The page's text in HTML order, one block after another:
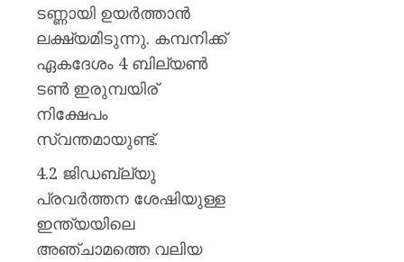
ടണ്ണായി ഉയര്‍ത്താന്‍
ലക്ഷ്യമിടുന്നു. കമ്പനിക്ക്
ഏകദേശം 4 ബില്യണ്‍
ടണ്‍ ഇരുമ്പയിര്
നിക്ഷേപം
സ്വന്തമായുണ്ട്.
4.2 ജിഡബ്ല്യു
പ്രവര്‍ത്തന ശേഷിയുള്ള
ഇന്ത്യയിലെ
അഞ്ചാമത്തെ വലിയ